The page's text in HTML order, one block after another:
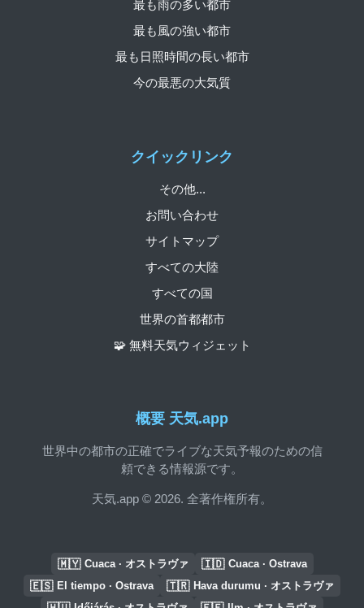
概要 天気.app
世界中の都市の正確でライブな天気予報のための信
頼できる情報源です。
天気.app © 2026. 全著作権所有。
クイックリンク
その他...
お問い合わせ
サイトマップ
すべての大陸
すべての国
世界の首都都市
🧩 無料天気ウィジェット
最も雨の多い都市
最も風の強い都市
最も日照時間の長い都市
今の最悪の大気質
🇲🇾 Cuaca · オストラヴァ 🇮🇩 Cuaca · Ostrava
🇪🇸 El tiempo · Ostrava 🇹🇷 Hava durumu · オストラヴァ